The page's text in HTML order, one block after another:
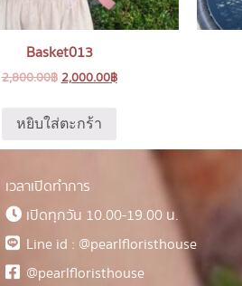
Basket013
2,800.00฿ 2,000.00฿
หยิบใส่ตะกร้า
เวลาเปิดทำการ
เปิดทุกวัน 10.00-19.00 น.
Line id : @pearlfloristhouse
@pearlfloristhouse